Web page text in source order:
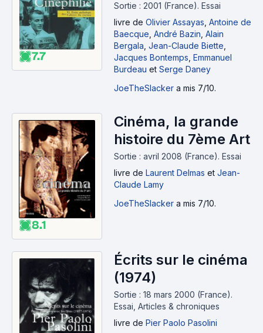
7.7
Sortie : 2001 (France). Essai
livre de Olivier Assayas Antoine de
Baecque André Bazin Alain
Bergala Jean-Claude Biette
Jacques Bontemps Emmanuel
Burdeau et Serge Daney
JoeTheSlacker a mis 7/10.
8.1
Cinéma, la grande
histoire du 7ème Art
Sortie : avril 2008 (France). Essai
livre de Laurent Delmas et Jean-
Claude Lamy
JoeTheSlacker a mis 7/10.
Écrits sur le cinéma
(1974)
Sortie : 18 mars 2000 (France).
Essai, Articles & chroniques
livre de Pier Paolo Pasolini